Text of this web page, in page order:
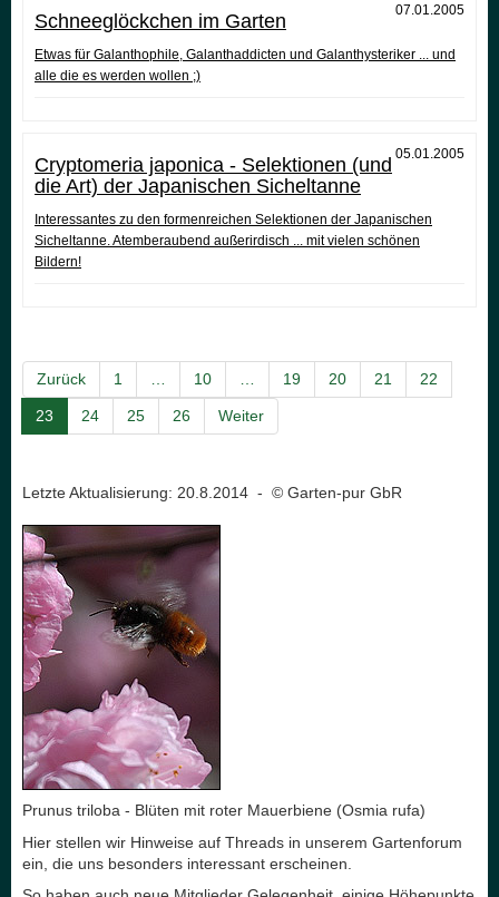
07.01.2005
Schneeglöckchen im Garten
Etwas für Galanthophile, Galanthaddicten und Galanthysteriker ... und
alle die es werden wollen ;)
05.01.2005
Cryptomeria japonica - Selektionen (und
die Art) der Japanischen Sicheltanne
Interessantes zu den formenreichen Selektionen der Japanischen
Sicheltanne. Atemberaubend außerirdisch ... mit vielen schönen
Bildern!
Zurück 1 10 19 20 21 22
23 24 25 26 Weiter
Letzte Aktualisierung: 20.8.2014 - © Garten-pur GbR
Prunus triloba - Blüten mit roter Mauerbiene (Osmia rufa)
Hier stellen wir Hinweise auf Threads in unserem Gartenforum
ein, die uns besonders interessant erscheinen.